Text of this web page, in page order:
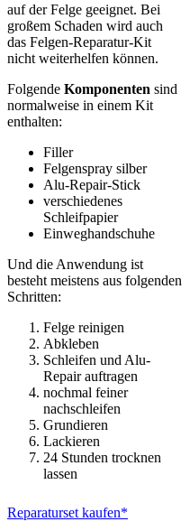
auf der Felge geeignet. Bei
großem Schaden wird auch
das Felgen-Reparatur-Kit
nicht weiterhelfen können.
Folgende Komponenten sind
normalweise in einem Kit
enthalten:
Filler
Felgenspray silber
Alu-Repair-Stick
verschiedenes
Schleifpapier
Einweghandschuhe
Und die Anwendung ist
besteht meistens aus folgenden
Schritten:
Felge reinigen
Abkleben
Schleifen und Alu-
Repair auftragen
nochmal feiner
nachschleifen
Grundieren
Lackieren
24 Stunden trocknen
lassen
Reparaturset kaufen*